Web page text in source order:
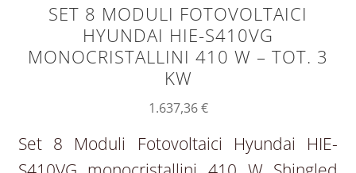
SET 8 MODULI FOTOVOLTAICI
HYUNDAI HIE-S410VG
MONOCRISTALLINI 410 W – TOT. 3
KW
1.637,36€
Set 8 Moduli Fotovoltaici Hyundai HIE-